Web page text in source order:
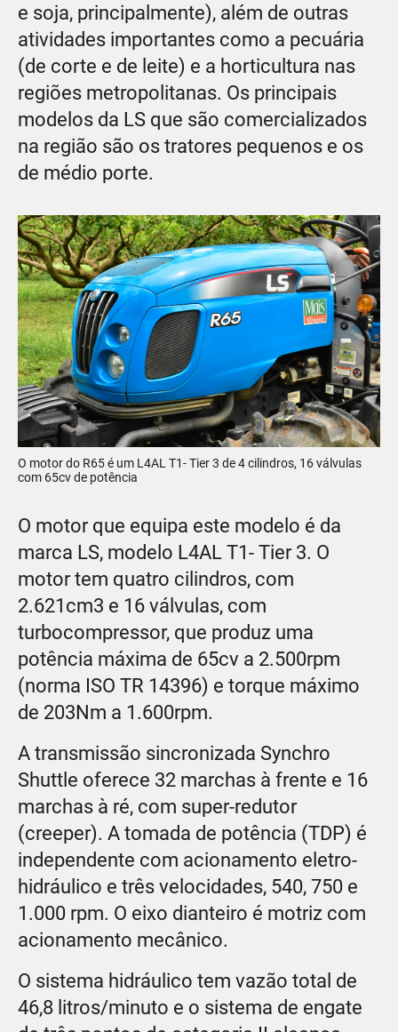
e soja, principalmente), além de outras
atividades importantes como a pecuária
(de corte e de leite) e a horticultura nas
regiões metropolitanas. Os principais
modelos da LS que são comercializados
na região são os tratores pequenos e os
de médio porte.
O motor do R65 é um L4AL T1- Tier 3 de 4 cilindros, 16 válvulas
com 65cv de potência
O motor que equipa este modelo é da
marca LS, modelo L4AL T1- Tier 3. O
motor tem quatro cilindros, com
2.621cm3 e 16 válvulas, com
turbocompressor, que produz uma
potência máxima de 65cv a 2.500rpm
(norma ISO TR 14396) e torque máximo
de 203Nm a 1.600rpm.
A transmissão sincronizada Synchro
Shuttle oferece 32 marchas à frente e 16
marchas à ré, com super-redutor
(creeper). A tomada de potência (TDP) é
independente com acionamento eletro-
hidráulico e três velocidades, 540, 750 e
1.000 rpm. O eixo dianteiro é motriz com
acionamento mecânico.
O sistema hidráulico tem vazão total de
46,8 litros/minuto e o sistema de engate